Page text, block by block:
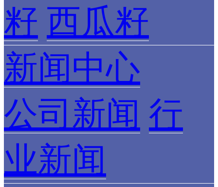
籽 西瓜籽
新闻中心
公司新闻 行
业新闻